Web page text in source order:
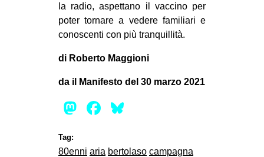
la radio, aspettano il vaccino per
poter tornare a vedere familiari e
conoscenti con più tranquillità.
di Roberto Maggioni
da il Manifesto del 30 marzo 2021
Mastodon
Facebook
Tag:
80enni aria bertolaso campagna